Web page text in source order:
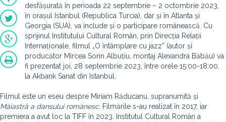
desfășurată în perioada 22 septembrie – 2 octombrie 2023,
în orașul Istanbul (Republica Turcia), dar și în Atlanta și
Georgia (SUA), va include și o participare românească. Cu
sprijinul Institutului Cultural Român, prin Direcția Relații
Internaționale, filmul „O întâmplare cu jazz” (autor și
producător Mircea Sorin Albuțiu, montaj Alexandra Băbău) va
fi prezentat joi, 28 septembrie 2023, între orele 15:00-18:00,
la Akbank Sanat din Istanbul.
Filmul este un eseu despre Miriam Răducanu, supranumită și
Măiastră a dansului românesc. Filmările s-au realizat în 2017, iar
premiera a avut loc la TIFF în 2023. Institutul Cultural Român a